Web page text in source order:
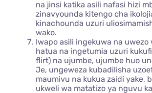
na jinsi katika asili nafasi hizi
zinavyounda kitengo cha
kinachounda uzuri
wako.
Iwapo asili ingekuwa na uwezo
hatua na ingetumia uzuri
flirt) na ujumbe, ujumbe huo
Je, ungeweza kubadilisha
maumivu na kukua zaidi yake,
ukweli wa matatizo ya nguvu